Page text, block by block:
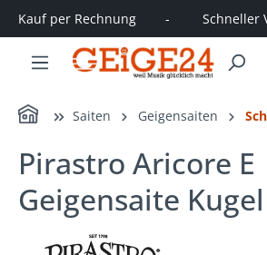
springen
Kauf per Rechnung        -         Schneller
Home Saiten Geigensaiten
Pirastro Aricore E
Geigensaite Kugel